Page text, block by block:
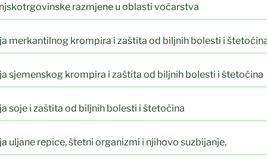
razmjene u oblasti voćarstva
merkantilnog krompira i zaštita od biljnih bolesti i
sjemenskog krompira i zaštita od biljnih bolesti i štetočina
soje i zaštita od biljnih bolesti i štetočina
uljane repice, štetni organizmi i njihovo suzbijanje,